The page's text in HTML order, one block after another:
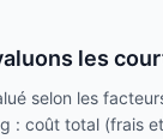
les
selon les
: coût total (frais